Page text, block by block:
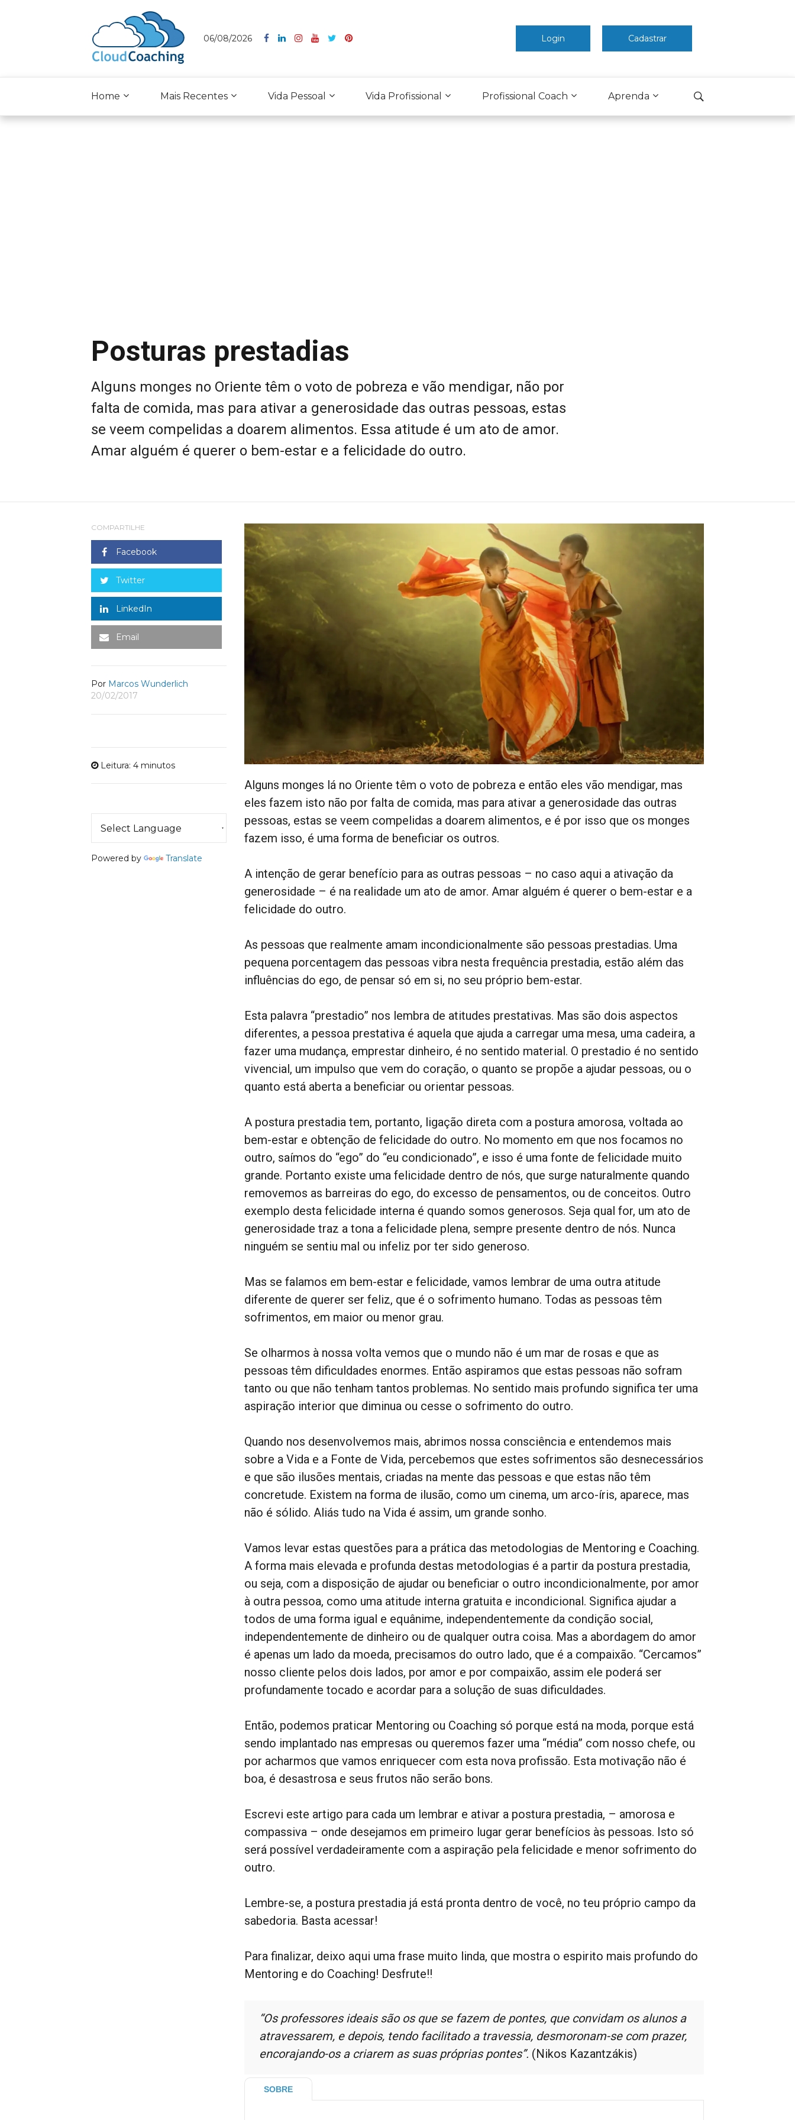
06/08/2026 Login Cadastrar
Home Mais Recentes Vida Pessoal Vida Profissional Profissional Coach Aprenda
Posturas prestadias
Alguns monges no Oriente têm o voto de pobreza e vão mendigar, não por
falta de comida, mas para ativar a generosidade das outras pessoas, estas
se veem compelidas a doarem alimentos. Essa atitude é um ato de amor.
Amar alguém é querer o bem-estar e a felicidade do outro.
COMPARTILHE
Facebook
Twitter
LinkedIn
Email
Por Marcos Wunderlich
20/02/2017
Leitura: 4 minutos
Powered by Translate
Alguns monges lá no Oriente têm o voto de pobreza e então eles vão mendigar, mas
eles fazem isto não por falta de comida, mas para ativar a generosidade das outras
pessoas, estas se veem compelidas a doarem alimentos, e é por isso que os monges
fazem isso, é uma forma de beneficiar os outros.
A intenção de gerar benefício para as outras pessoas – no caso aqui a ativação da
generosidade – é na realidade um ato de amor. Amar alguém é querer o bem-estar e a
felicidade do outro.
As pessoas que realmente amam incondicionalmente são pessoas prestadias. Uma
pequena porcentagem das pessoas vibra nesta frequência prestadia, estão além das
influências do ego, de pensar só em si, no seu próprio bem-estar.
Esta palavra “prestadio” nos lembra de atitudes prestativas. Mas são dois aspectos
diferentes, a pessoa prestativa é aquela que ajuda a carregar uma mesa, uma cadeira, a
fazer uma mudança, emprestar dinheiro, é no sentido material. O prestadio é no sentido
vivencial, um impulso que vem do coração, o quanto se propõe a ajudar pessoas, ou o
quanto está aberta a beneficiar ou orientar pessoas.
A postura prestadia tem, portanto, ligação direta com a postura amorosa, voltada ao
bem-estar e obtenção de felicidade do outro. No momento em que nos focamos no
outro, saímos do “ego” do “eu condicionado”, e isso é uma fonte de felicidade muito
grande. Portanto existe uma felicidade dentro de nós, que surge naturalmente quando
removemos as barreiras do ego, do excesso de pensamentos, ou de conceitos. Outro
exemplo desta felicidade interna é quando somos generosos. Seja qual for, um ato de
generosidade traz a tona a felicidade plena, sempre presente dentro de nós. Nunca
ninguém se sentiu mal ou infeliz por ter sido generoso.
Mas se falamos em bem-estar e felicidade, vamos lembrar de uma outra atitude
diferente de querer ser feliz, que é o sofrimento humano. Todas as pessoas têm
sofrimentos, em maior ou menor grau.
Se olharmos à nossa volta vemos que o mundo não é um mar de rosas e que as
pessoas têm dificuldades enormes. Então aspiramos que estas pessoas não sofram
tanto ou que não tenham tantos problemas. No sentido mais profundo significa ter uma
aspiração interior que diminua ou cesse o sofrimento do outro.
Quando nos desenvolvemos mais, abrimos nossa consciência e entendemos mais
sobre a Vida e a Fonte de Vida, percebemos que estes sofrimentos são desnecessários
e que são ilusões mentais, criadas na mente das pessoas e que estas não têm
concretude. Existem na forma de ilusão, como um cinema, um arco-íris, aparece, mas
não é sólido. Aliás tudo na Vida é assim, um grande sonho.
Vamos levar estas questões para a prática das metodologias de Mentoring e Coaching.
A forma mais elevada e profunda destas metodologias é a partir da postura prestadia,
ou seja, com a disposição de ajudar ou beneficiar o outro incondicionalmente, por amor
à outra pessoa, como uma atitude interna gratuita e incondicional. Significa ajudar a
todos de uma forma igual e equânime, independentemente da condição social,
independentemente de dinheiro ou de qualquer outra coisa. Mas a abordagem do amor
é apenas um lado da moeda, precisamos do outro lado, que é a compaixão. “Cercamos”
nosso cliente pelos dois lados, por amor e por compaixão, assim ele poderá ser
profundamente tocado e acordar para a solução de suas dificuldades.
Então, podemos praticar Mentoring ou Coaching só porque está na moda, porque está
sendo implantado nas empresas ou queremos fazer uma “média” com nosso chefe, ou
por acharmos que vamos enriquecer com esta nova profissão. Esta motivação não é
boa, é desastrosa e seus frutos não serão bons.
Escrevi este artigo para cada um lembrar e ativar a postura prestadia, – amorosa e
compassiva – onde desejamos em primeiro lugar gerar benefícios às pessoas. Isto só
será possível verdadeiramente com a aspiração pela felicidade e menor sofrimento do
outro.
Lembre-se, a postura prestadia já está pronta dentro de você, no teu próprio campo da
sabedoria. Basta acessar!
Para finalizar, deixo aqui uma frase muito linda, que mostra o espirito mais profundo do
Mentoring e do Coaching! Desfrute!!
“Os professores ideais são os que se fazem de pontes, que convidam os alunos a
atravessarem, e depois, tendo facilitado a travessia, desmoronam-se com prazer,
encorajando-os a criarem as suas próprias pontes”. (Nikos Kazantzákis)
SOBRE